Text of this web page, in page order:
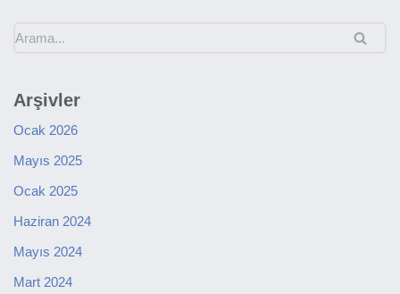
Arşivler
Ocak 2026
Mayıs 2025
Ocak 2025
Haziran 2024
Mayıs 2024
Mart 2024